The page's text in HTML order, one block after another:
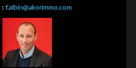
: f.albin@akorimmo.com